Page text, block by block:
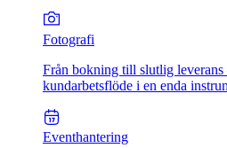
Fotografi
Från bokning till slutlig leverans
kundarbetsflöde i en enda
Eventhantering